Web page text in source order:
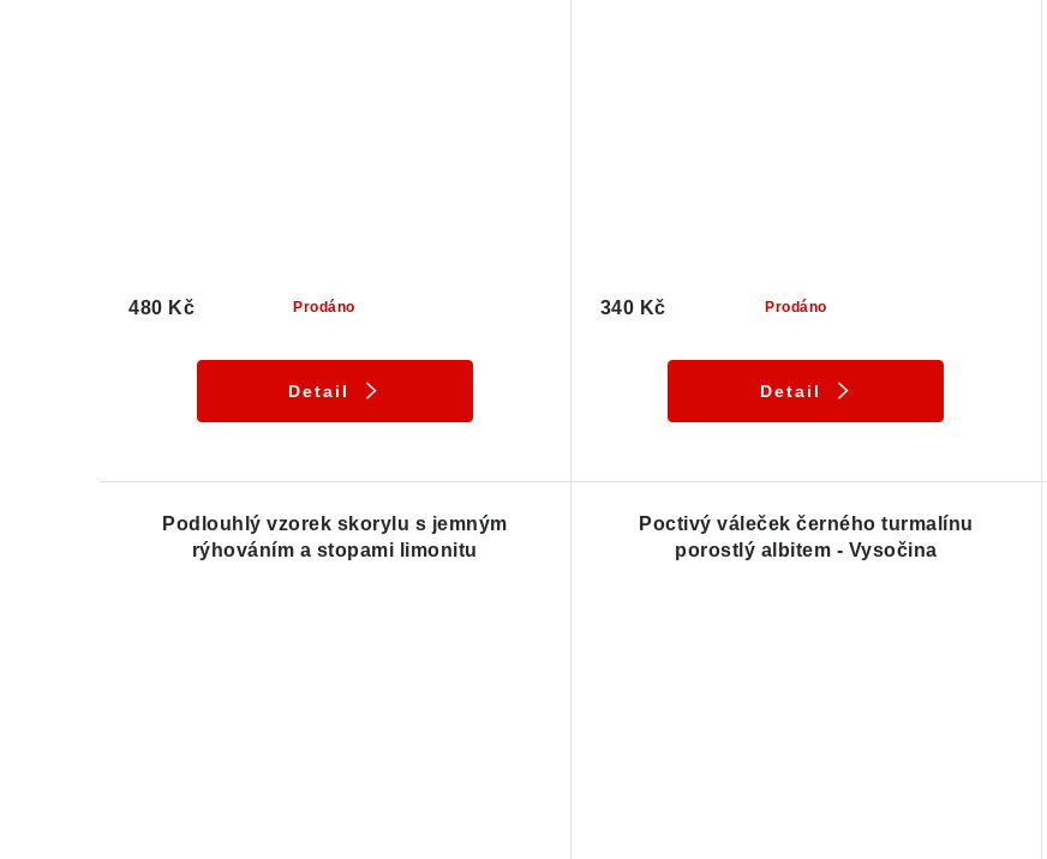
Prodáno
480 Kč
Detail
Prodáno
340 Kč
Detail
Podlouhlý vzorek skorylu s jemným
rýhováním a stopami limonitu
Poctivý váleček černého turmalínu
porostlý albitem - Vysočina